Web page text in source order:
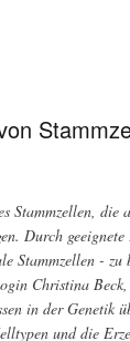
Stammzellen, die
Durch
Stammzellen - zu
Christina
in der Genetik
und die